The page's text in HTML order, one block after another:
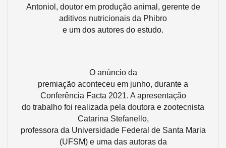
Antoniol, doutor em produção animal, gerente de
aditivos nutricionais da Phibro
e um dos autores do estudo.
O anúncio da
premiação aconteceu em junho, durante a
Conferência Facta 2021. A apresentação
do trabalho foi realizada pela doutora e zootecnista
Catarina Stefanello,
professora da Universidade Federal de Santa Maria
(UFSM) e uma das autoras da